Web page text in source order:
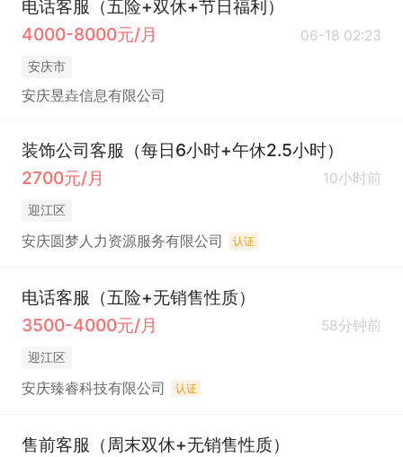
电话客服（五险+双休+节日福利）
4000-8000元/月
06-18 02:23
安庆市
安庆昱垚信息有限公司
装饰公司客服（每日6小时+午休2.5小时）
2700元/月
10小时前
迎江区
安庆圆梦人力资源服务有限公司 认证
电话客服（五险+无销售性质）
3500-4000元/月
58分钟前
迎江区
安庆臻睿科技有限公司 认证
售前客服（周末双休+无销售性质）